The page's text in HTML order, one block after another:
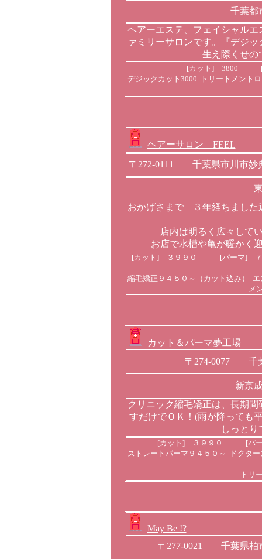
千葉都
ヘアーエステ、フェイシャル
ァミリーサロンです。『デジ
生え際くせの
[カット] 3800 [
デジックカット3000 トリートメント
ヘアーサロン FEEL
〒272-0111 千葉県市川市妙
おかげさまで ３年経ちました
店内は明るく広々して
お店で水槽や亀が暖かく
[カット] ３９９０ [パーマ] ７
縮毛矯正９４５０～（カット込み）
メ
カット＆パーマ夢工場
〒274-0077 千
新京
クリニック縮毛矯正は、長期
すだけでＯＫ！(雨が降っても
しっと
[カット] ３９９０ [パ
ストレートパーマ９４５０～ ドクタ
トリ
May Be !?
〒277-0021 千葉県柏